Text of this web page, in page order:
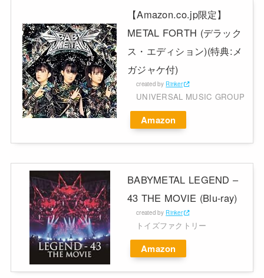
【Amazon.co.jp限定】
METAL FORTH (デラック
ス・エディション)(特典:メ
ガジャケ付)
created by Rinker
UNIVERSAL MUSIC GROUP
Amazon
BABYMETAL LEGEND –
43 THE MOVIE (Blu-ray)
created by Rinker
トイズファクトリー
Amazon